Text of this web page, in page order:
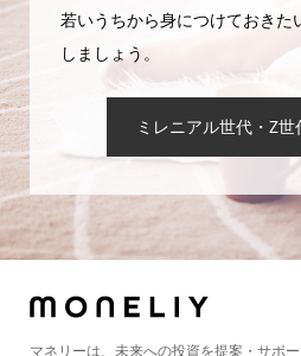
若いうちから身につけておきた
しましょう。
ミレニアル世代・Z
マネリーは、未来への投資を提案・サポ